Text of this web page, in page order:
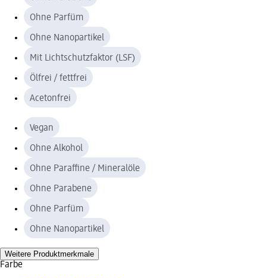
Ohne Parfüm
Ohne Nanopartikel
Mit Lichtschutzfaktor (LSF)
Ölfrei / fettfrei
Acetonfrei
Vegan
Ohne Alkohol
Ohne Paraffine / Mineralöle
Ohne Parabene
Ohne Parfüm
Ohne Nanopartikel
Weitere Produktmerkmale
Farbe